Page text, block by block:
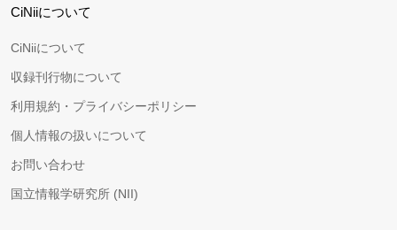
CiNiiについて
CiNiiについて
収録刊行物について
利用規約・プライバシーポリシー
個人情報の扱いについて
お問い合わせ
国立情報学研究所 (NII)